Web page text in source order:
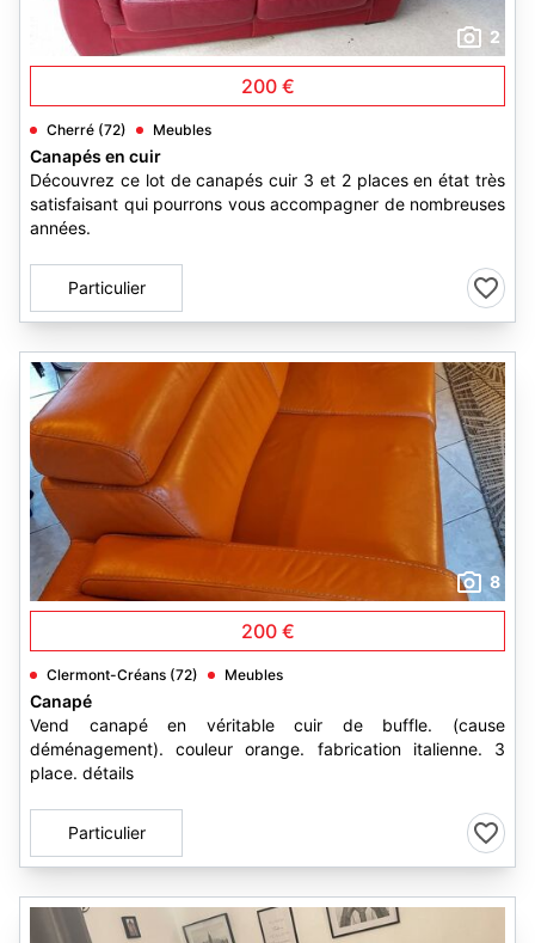
2
200 €
Cherré (72) Meubles
Canapés en cuir
Découvrez ce lot de canapés cuir 3 et 2 places en état très
satisfaisant qui pourrons vous accompagner de nombreuses
années.
Particulier
8
200 €
Clermont-Créans (72) Meubles
Canapé
Vend canapé en véritable cuir de buffle. (cause
déménagement). couleur orange. fabrication italienne. 3
place. détails
Particulier